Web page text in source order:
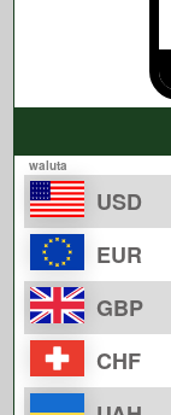
waluta
USD
EUR
GBP
CHF